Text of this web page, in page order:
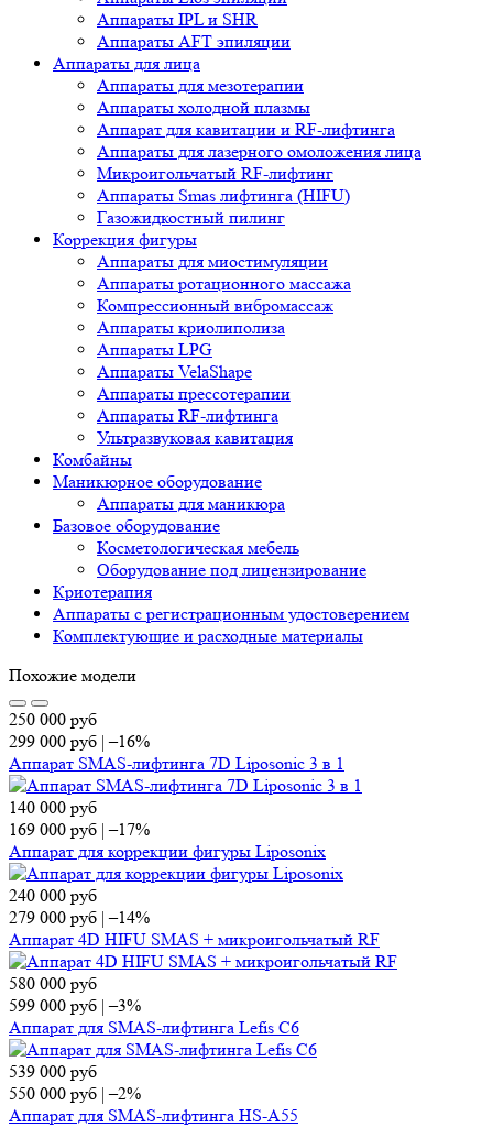
Аппараты IPL и SHR
Аппараты AFT эпиляции
Аппараты для лица
Аппараты для мезотерапии
Аппараты холодной плазмы
Аппарат для кавитации и RF-лифтинга
Аппараты для лазерного омоложения лица
Микроигольчатый RF-лифтинг
Аппараты Smas лифтинга (HIFU)
Газожидкостный пилинг
Коррекция фигуры
Аппараты для миостимуляции
Аппараты ротационного массажа
Компрессионный вибромассаж
Аппараты криолиполиза
Аппараты LPG
Аппараты VelaShape
Аппараты прессотерапии
Аппараты RF-лифтинга
Ультразвуковая кавитация
Комбайны
Маникюрное оборудование
Аппараты для маникюра
Базовое оборудование
Косметологическая мебель
Оборудование под лицензирование
Криотерапия
Аппараты c регистрационным удостоверением
Комплектующие и расходные материалы
Похожие модели
250 000 руб
299 000 руб |–16%
Аппарат SMAS-лифтинга 7D Liposonic 3 в 1
140 000 руб
169 000 руб |–17%
Аппарат для коррекции фигуры Liposonix
240 000 руб
279 000 руб |–14%
Аппарат 4D HIFU SMAS + микроигольчатый RF
580 000 руб
599 000 руб |–3%
Аппарат для SMAS-лифтинга Lefis C6
539 000 руб
550 000 руб |–2%
Аппарат для SMAS-лифтинга HS-A55